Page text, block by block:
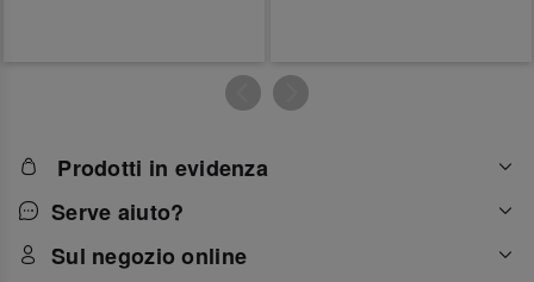
Prodotti in evidenza
Serve aiuto?
Sul negozio online